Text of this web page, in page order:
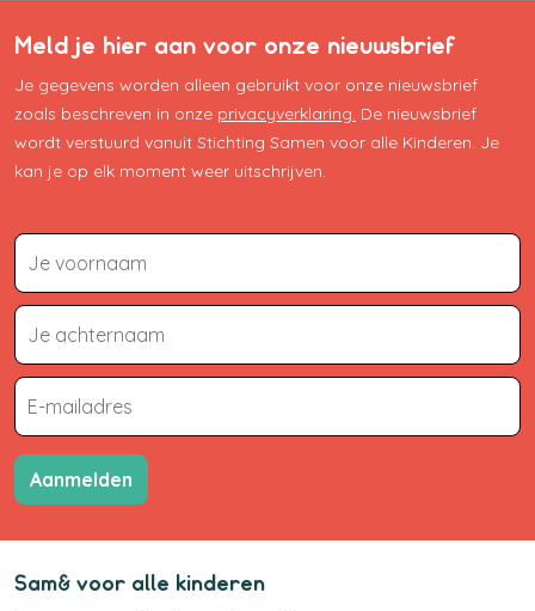
Meld je hier aan voor onze nieuwsbrief
Je gegevens worden alleen gebruikt voor onze nieuwsbrief
zoals beschreven in onze privacyverklaring. De nieuwsbrief
wordt verstuurd vanuit Stichting Samen voor alle Kinderen. Je
kan je op elk moment weer uitschrijven.
Aanmelden
Sam& voor alle kinderen